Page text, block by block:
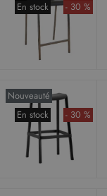
En stock
- 30 %
Nouveauté
En stock
- 30 %